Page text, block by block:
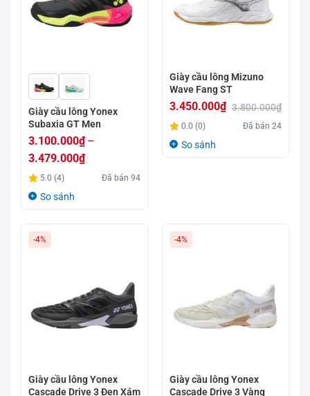
Giày cầu lông Yonex
Subaxia GT Men
3.100.000₫ –
3.479.000₫
Khoảng
giá:
đến
5.0 (4) Đã bán94
So sánh
Giày cầu lông Mizuno
Wave Fang ST
3.800.000₫
Giá
gốc
3.450.000₫
Giá
hiện
0.0 (0) Đã bán24
So sánh
-4%
Giày cầu lông Yonex
Cascade Drive 3 Đen Xám
-4%
Giày cầu lông Yonex
Cascade Drive 3 Vàng